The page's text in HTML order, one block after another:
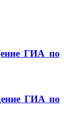
ГИА по
ГИА по